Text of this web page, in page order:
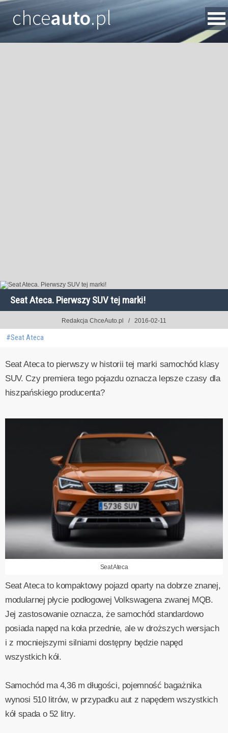
chceauto.pl
Seat Ateca. Pierwszy SUV tej marki!
Redakcja ChceAuto.pl 2016-02-11
#Seat Ateca
Seat Ateca to pierwszy w historii tej marki samochód klasy
SUV. Czy premiera tego pojazdu oznacza lepsze czasy dla
hiszpańskiego producenta?
Seat Ateca
Seat Ateca to kompaktowy pojazd oparty na dobrze znanej,
modularnej płycie podłogowej Volkswagena zwanej MQB.
Jej zastosowanie oznacza, że samochód standardowo
posiada napęd na koła przednie, ale w droższych wersjach
i z mocniejszymi silniami dostępny będzie napęd
wszystkich kół.
Samochód ma 4,36 m długości, pojemność bagażnika
wynosi 510 litrów, w przypadku aut z napędem wszystkich
kół spada o 52 litry.